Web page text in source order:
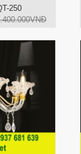
250